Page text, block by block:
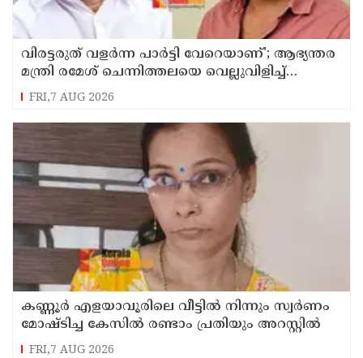
വിരട്ടരുത് വളര്‍ന്ന പാര്‍ട്ടി വേറെയാണ്'; ആഭ്യന്തര
മന്ത്രി രമേശ് ചെന്നിത്തലയെ വെല്ലുവിളിച്ച്
അര്‍ജുന്‍ ആയങ്കി
FRI,7 AUG 2026
കണ്ണൂർ എളയാവൂരിലെ വീട്ടിൽ നിന്നും സ്വർണം
മോഷ്ടിച്ച കേസിൽ രണ്ടാം പ്രതിയും അറസ്റ്റിൽ
FRI,7 AUG 2026